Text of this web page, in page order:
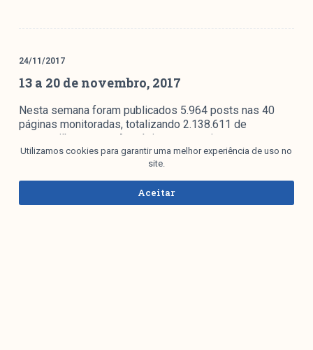
24/11/2017
13 a 20 de novembro, 2017
Nesta semana foram publicados 5.964 posts nas 40
páginas monitoradas, totalizando 2.138.611 de
compartilhamentos. As páginas que mais postaram
nesse período foram: Juiz Sergio Moro…
Utilizamos cookies para garantir uma melhor experiência de uso no
site.
Aceitar